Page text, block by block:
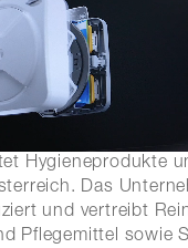
Hygieneprodukte
Das
und vertreibt
Pflegemittel sowie